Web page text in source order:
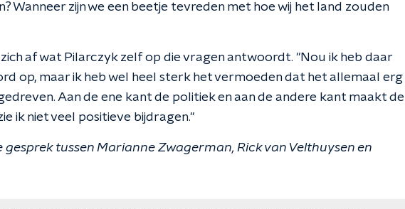
Wanneer zijn we een beetje tevreden met hoe wij het land zouden
zich af wat Pilarczyk zelf op die vragen antwoordt. "Nou ik heb daar
op, maar ik heb wel heel sterk het vermoeden dat het allemaal erg
Aan de ene kant de politiek en aan de andere kant maakt de
ik niet veel positieve bijdragen."
tussen Marianne Zwagerman, Rick van Velthuysen en